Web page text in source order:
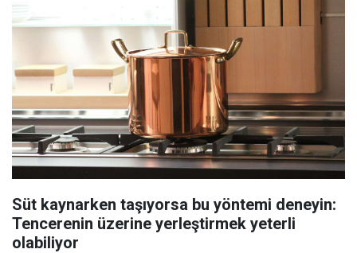
Süt kaynarken taşıyorsa bu yöntemi deneyin:
Tencerenin üzerine yerleştirmek yeterli
olabiliyor